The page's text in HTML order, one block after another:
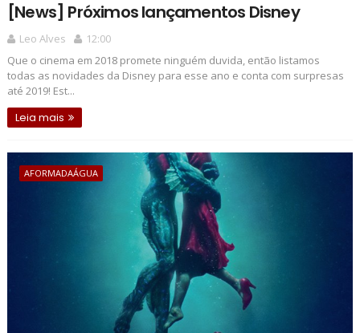
[News] Próximos lançamentos Disney
Leo Alves
12:00
Que o cinema em 2018 promete ninguém duvida, então listamos
todas as novidades da Disney para esse ano e conta com surpresas
até 2019! Est...
Leia mais
AFORMADAÁGUA